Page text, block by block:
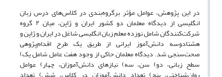
در این پژوهش، عوامل مؤثر برگروه‌بندی در کلاس‌های درس زبان
انگلیسی از دیدگاه معلمان دو کشور ایران و ژاپن، میان ۲ گروه
شرکت‌کنندگان شامل نوزده معلم زبان انگلیسی شاغل در ایران و ژاپن و
هشتادوسه دانش‌آموز ایرانی از طریق یک طرح اقدام‌پژوهی
صحت‌سنجی شد. دیدگاه معلمان حاکی از وجود هفت عامل شامل یک)
سطح زبانی، دو) سن، سه) نیازهای دانش‌آموزان، چهار) عوامل